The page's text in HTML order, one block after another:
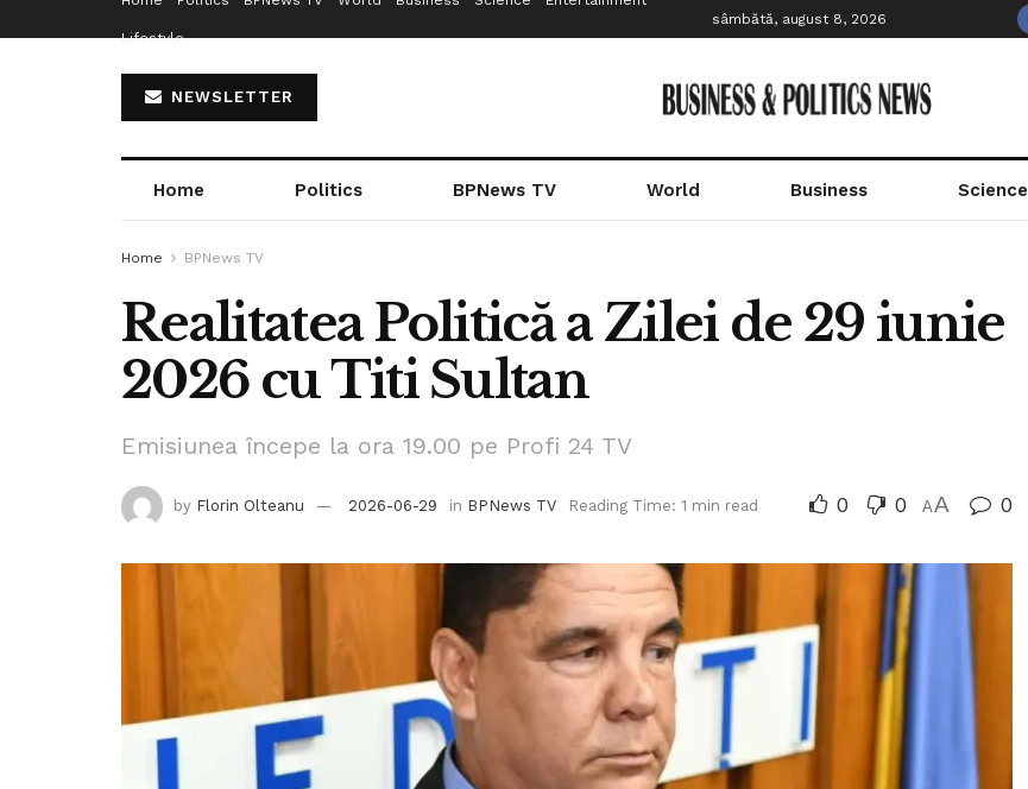
Lifestyle
sâmbătă, august 8, 2026
NEWSLETTER
Home Politics BPNews TV World Business Science
Home BPNews TV
Realitatea Politică a Zilei de 29 iunie
2026 cu Titi Sultan
Emisiunea începe la ora 19.00 pe Profi 24 TV
by Florin Olteanu 2026-06-29 in BPNews TV Reading Time: 1 min read 0 0 AA 0